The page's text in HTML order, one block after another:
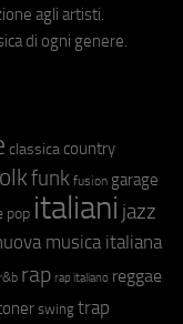
agli artisti.
di ogni genere.
classica country
funk fusion garage
pop italiani jazz
musica italiana
r&b rap rap italiano reggae
swing trap